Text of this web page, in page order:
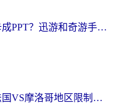
海外玩国内手游卡成PPT？迅游和奇游手游哪个好？一篇讲透回国加速器怎么选
在国外看世界杯法国VS摩洛哥地区限制？这篇指南让你流畅看中文解说无压力